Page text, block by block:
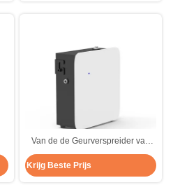
Van de de Geurverspreider van
het luchtaroma HVAC van het de
Douanehotel de Machine van de
de Halgeur
Krijg Beste Prijs